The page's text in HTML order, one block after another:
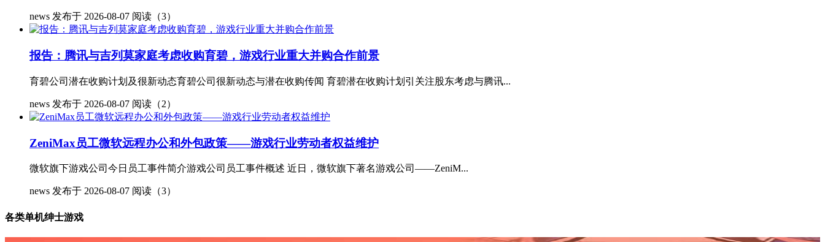
news 发布于 2026-08-07 阅读（3）
报告：腾讯与吉列莫家庭考虑收购育碧，游戏行业重大并购合作前景
育碧公司潜在收购计划及很新动态育碧公司很新动态与潜在收购传闻 育碧潜在收购计划引关注股东考虑与腾讯...
news 发布于 2026-08-07 阅读（2）
ZeniMax员工微软远程办公和外包政策——游戏行业劳动者权益维护
微软旗下游戏公司今日员工事件简介游戏公司员工事件概述 近日，微软旗下著名游戏公司——ZeniM...
news 发布于 2026-08-07 阅读（3）
各类单机绅士游戏